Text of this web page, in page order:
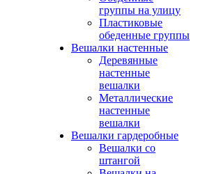
группы на улицу
Пластиковые
обеденные группы
Вешалки настенные
Деревянные
настенные
вешалки
Металлические
настенные
вешалки
Вешалки гардеробные
Вешалки со
штангой